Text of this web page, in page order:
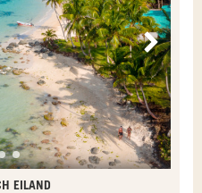
EILAND